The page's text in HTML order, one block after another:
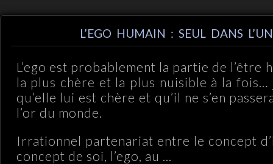
L’EGO HUMAIN : SEUL DANS
L’ego est probablement la partie de l’être
la plus chère et la plus nuisible à la fois…
qu’elle lui est chère et qu’il ne s’en
l’or du monde.
Irrationnel partenariat entre le concept
concept de soi, l’ego, au ...